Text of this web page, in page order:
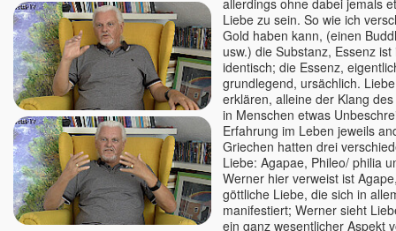
Indira
Isaac Shapiro
Ivan Pietro
Jac O'Keeffe
Jayananda
Jeff Foster
Jens Marionette
J. Krishnamurti
Jim Newman
Jörg Wedereit
allerdings ohne dabei jemals
Liebe zu sein. So wie ich
Gold haben kann, (einen
usw.) die Substanz, Essenz
identisch; die Essenz,
grundlegend, ursächlich.
erklären, alleine der Klang
in Menschen etwas
Erfahrung im Leben jeweils
Griechen hatten drei
Liebe: Agapae, Phileo/ philia
Werner hier verweist ist
göttliche Liebe, die sich in
manifestiert; Werner sieht
ein ganz wesentlicher Aspekt